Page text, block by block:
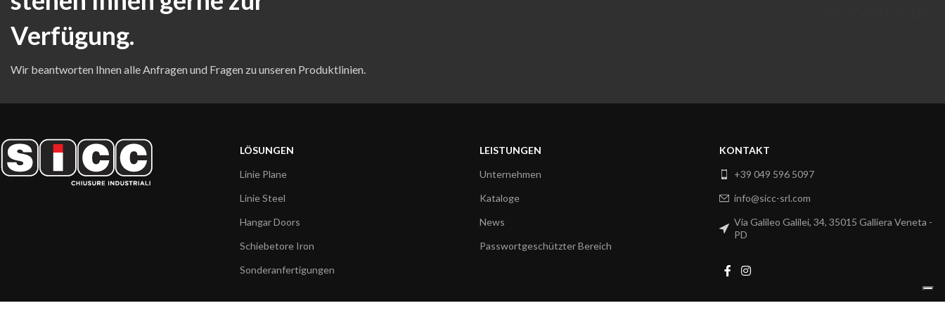
Verfügung.
Wir beantworten Ihnen alle Anfragen und Fragen zu unseren Produktlinien.
LÖSUNGEN
Linie Plane
Linie Steel
Hangar Doors
Schiebetore Iron
Sonderanfertigungen
LEISTUNGEN
Unternehmen
Kataloge
News
Passwortgeschützter Bereich
KONTAKT
+39 049 596 5097
info@sicc-srl.com
Via Galileo Galilei, 34, 35015 Galliera Veneta -
PD